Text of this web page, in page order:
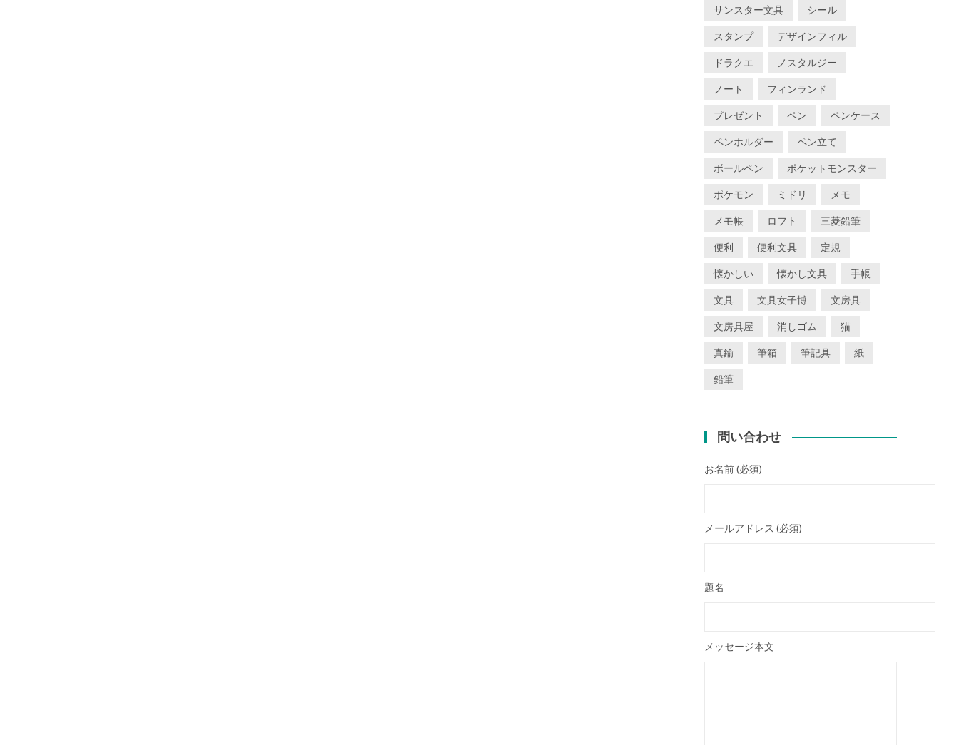
サンスター文具 シール
スタンプ デザインフィル
ドラクエ ノスタルジー
ノート フィンランド
プレゼント ペン ペンケース
ペンホルダー ペン立て
ボールペン ポケットモンスター
ポケモン ミドリ メモ
メモ帳 ロフト 三菱鉛筆
便利 便利文具 定規
懐かしい 懐かし文具 手帳
文具 文具女子博 文房具
文房具屋 消しゴム 猫
真鍮 筆箱 筆記具 紙
鉛筆
問い合わせ
お名前 (必須)
メールアドレス (必須)
題名
メッセージ本文